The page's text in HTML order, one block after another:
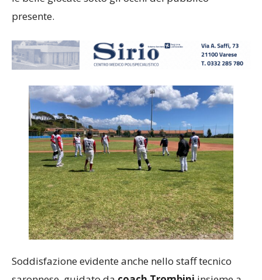
le belle giocate sotto gli occhi del pubblico
presente.